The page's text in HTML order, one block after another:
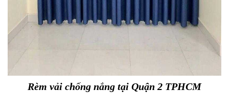
Rèm vải chống nắng tại Quận 2 TPHCM